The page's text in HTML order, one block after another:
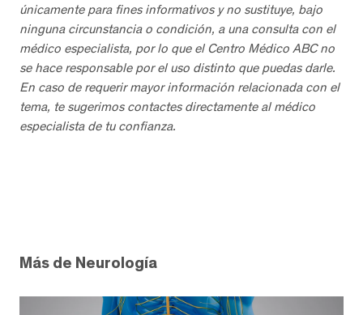
únicamente para fines informativos y no sustituye, bajo
ninguna circunstancia o condición, a una consulta con el
médico especialista, por lo que el Centro Médico ABC no
se hace responsable por el uso distinto que puedas darle.
En caso de requerir mayor información relacionada con el
tema, te sugerimos contactes directamente al médico
especialista de tu confianza.
Más de Neurología